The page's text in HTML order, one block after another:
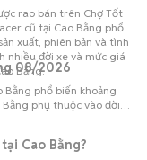
rao bán trên Chợ Tốt
cũ tại Cao Bằng phổ
xuất, phiên bản và tình
nhiều đời xe và mức giá
Bằng.
08/2026
Bằng phổ biến khoảng
phụ thuộc vào đời
Cao Bằng?